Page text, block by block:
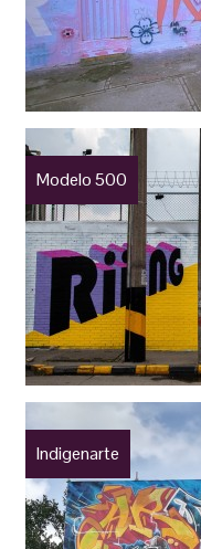
Modelo 500
Indigenarte